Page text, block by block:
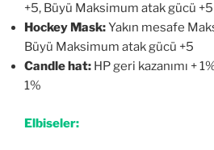
+5, Büyü Maksimum atak gücü +5
Hockey Mask:Yakın mesafe
Büyü Maksimum atak gücü +5
Candle hat: HP geri kazanımı +
1%
Elbiseler: